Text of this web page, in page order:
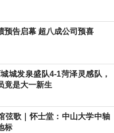
预告启幕 超八成公司预喜
城发泉盛队4-1菏泽灵感队，
竟是大一新生
弦歌｜怀士堂：中山大学中轴
标